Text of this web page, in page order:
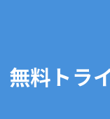
無料トラ